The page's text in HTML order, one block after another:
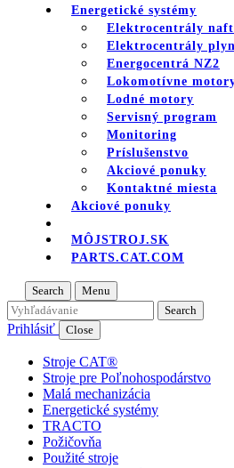
Energetické systémy
Elektrocentrály
Elektrocentrály
Energocentrá NZ2
Lokomotívne
Lodné motory
Servisný program
Monitoring
Príslušenstvo
Akciové ponuky
Kontaktné miesta
Akciové ponuky
MÔJSTROJ.SK
PARTS.CAT.COM
Search Menu
Prihlásiť Close
Stroje CAT®
Stroje pre Poľnohospodárstvo
Malá mechanizácia
Energetické systémy
TRACTO
Požičovňa
Použité stroje